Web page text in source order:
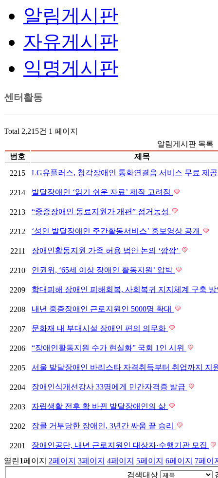
알림게시판
자유게시판
익명게시판
센터활동
Total 2,215건 1 페이지
알림게시판 목록
번호
제목
2215
LG유플러스, 청각장애인 통화연결음 서비스 무료 제
2214 발달장애인 ‘읽기 쉬운 자료’ 제작 고려점
2213 “중증장애인 동료지원가 개편” 점거농성
2212 ‘성인 발달장애인 주간활동서비스’ 홍보영상 공개
2211 장애인활동지원 가족 허용 법안 논의 ‘깜깜’
2210 인권위, ‘65세 이상 장애인 활동지원’ 압박
2209 학대피해 장애인 피해회복, 사회복귀 지지체계 구축
2208 내년 중증장애인 근로지원인 5000명 확대
2207 문화재 내 부대시설 장애인 편의 의무화
2206 “장애인활동지원 수가 현실화” 국회 1인 시위
2205 서울 발달장애인 바리스타 자격취득부터 취업까지 지
2204 장애인식개선강사 33명에게 민간자격증 발급
2203 자립생활 전후 확 바뀐 발달장애인의 삶
2202 장콜 거부당한 장애인, 3년간 싸움 끝 승리
2201
장애인공단, 내년 근로지원인 대상자·수행기관 모집
열린1페이지 2페이지 3페이지 4페이지 5페이지 6페이지 7페이
검색대상